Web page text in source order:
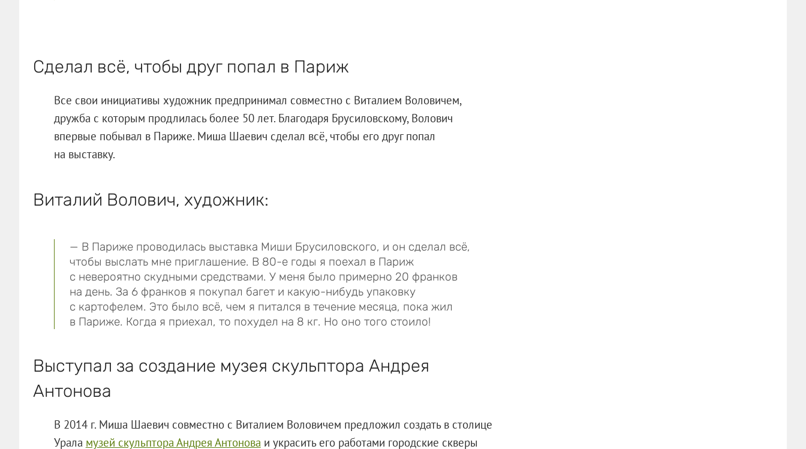
Сделал всё, чтобы друг попал в Париж
Все свои инициативы художник предпринимал совместно с Виталием Воловичем,
дружба с которым продлилась более 50 лет. Благодаря Брусиловскому, Волович
впервые побывал в Париже. Миша Шаевич сделал всё, чтобы его друг попал
на выставку.
Виталий Волович, художник:
— В Париже проводилась выставка Миши Брусиловского, и он сделал всё,
чтобы выслать мне приглашение. В 80-е годы я поехал в Париж
с невероятно скудными средствами. У меня было примерно 20 франков
на день. За 6 франков я покупал багет и какую-нибудь упаковку
с картофелем. Это было всё, чем я питался в течение месяца, пока жил
в Париже. Когда я приехал, то похудел на 8 кг. Но оно того стоило!
Выступал за создание музея скульптора Андрея
Антонова
В 2014 г. Миша Шаевич совместно с Виталием Воловичем предложил создать в столице
Урала музей скульптора Андрея Антонова и украсить его работами городские скверы